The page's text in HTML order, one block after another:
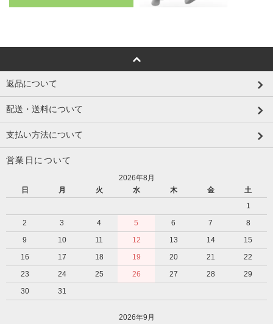
返品について
配送・送料について
支払い方法について
営業日について
2026年8月
日
月 火 水 木 金
土
1
2
3 4 5 6 7
8
9
10 11 12 13 14
15
16
17 18 19 20 21
22
23
24 25 26 27 28
29
30
31
2026年9月